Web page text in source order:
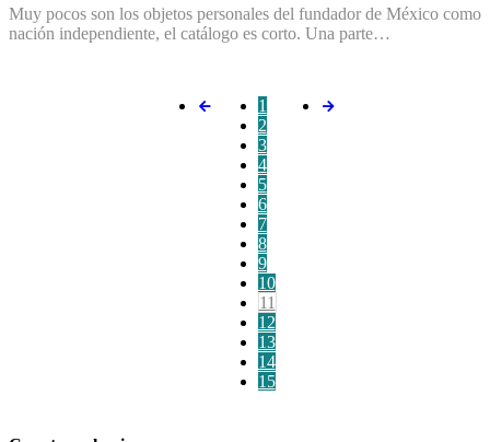
Muy pocos son los objetos personales del fundador de México como
nación independiente, el catálogo es corto. Una parte…
1
2
3
4
5
6
7
8
9
10
11
12
13
14
15